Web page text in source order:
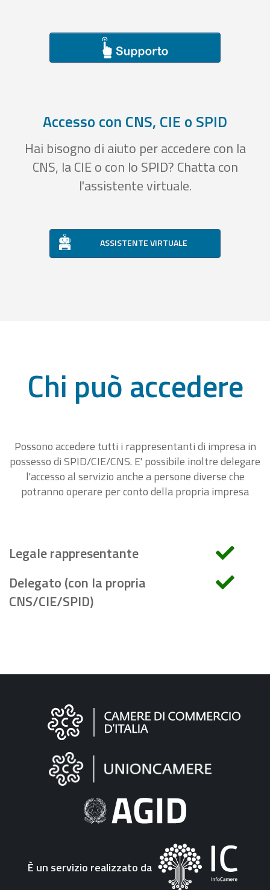
Accesso con CNS, CIE o SPID
Hai bisogno di aiuto per accedere con la
CNS, la CIE o con lo SPID? Chatta con
l'assistente virtuale.
ASSISTENTE VIRTUALE
Chi può accedere
Possono accedere tutti i rappresentanti di impresa in
possesso di SPID/CIE/CNS. E' possibile inoltre delegare
l'accesso al servizio anche a persone diverse che
potranno operare per conto della propria impresa
Legale rappresentante
Delegato (con la propria
CNS/CIE/SPID)
Informazioni
"Fattura
Elettronica"
È un servizio realizzato da